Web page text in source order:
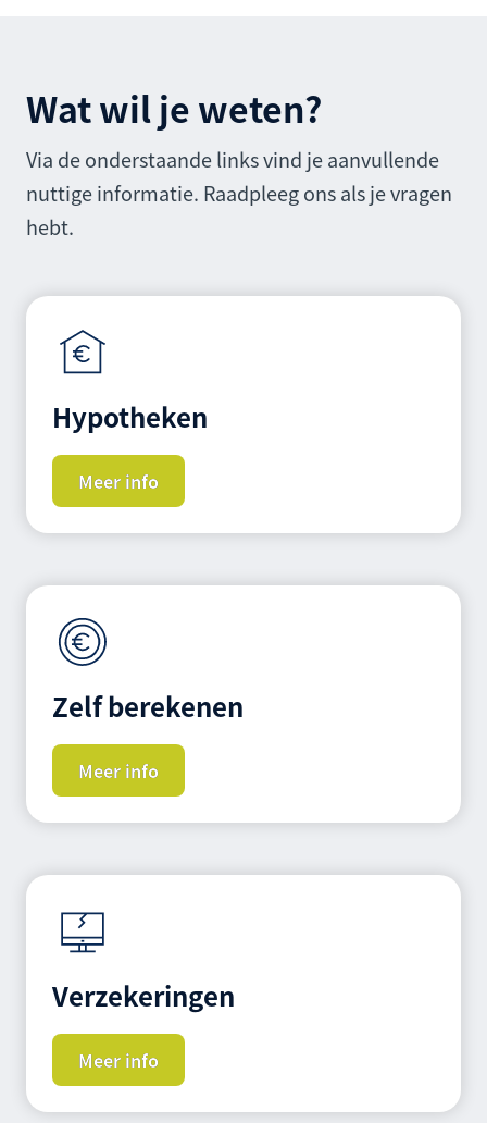
Wat wil je weten?
Via de onderstaande links vind je aanvullende
nuttige informatie. Raadpleeg ons als je vragen
hebt.
Hypotheken
Meer info
Zelf berekenen
Meer info
Verzekeringen
Meer info